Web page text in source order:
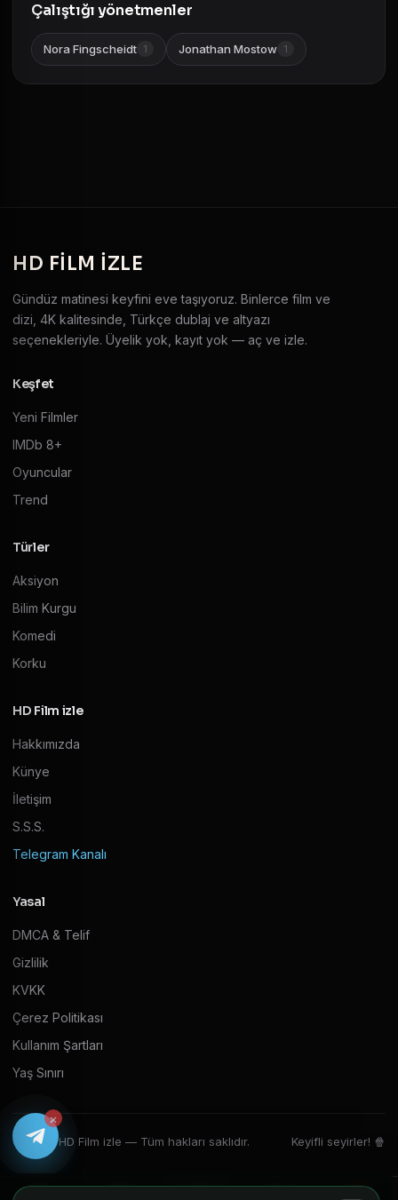
Çalıştığı yönetmenler
Nora Fingscheidt 1 Jonathan Mostow 1
HD FILM IZLE
Gündüz matinesi keyfini eve taşıyoruz. Binlerce film ve
dizi, 4K kalitesinde, Türkçe dublaj ve altyazı
seçenekleriyle. Üyelik yok, kayıt yok — aç ve izle.
Keşfet
Yeni Filmler
IMDb 8+
Oyuncular
Trend
Türler
Aksiyon
Bilim Kurgu
Komedi
Korku
HD Film izle
Hakkımızda
Künye
İletişim
S.S.S.
Telegram Kanalı
Yasal
DMCA & Telif
Gizlilik
KVKK
Çerez Politikası
Kullanım Şartları
Yaş Sınırı
© 2026 HD Film izle — Tüm hakları saklıdır. Keyifli seyirler! 🍿
×